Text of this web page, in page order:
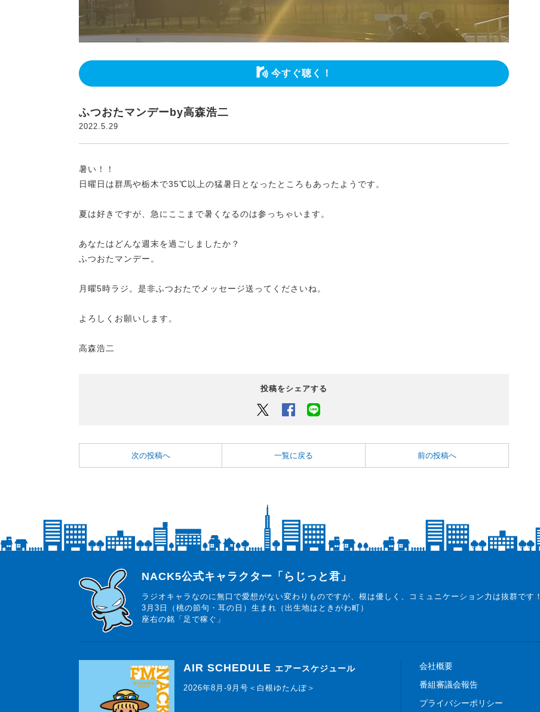
今すぐ聴く！
ふつおたマンデーby高森浩二
2022.5.29
暑い！！
日曜日は群馬や栃木で35℃以上の猛暑日となったところもあったようです。
夏は好きですが、急にここまで暑くなるのは参っちゃいます。
あなたはどんな週末を過ごしましたか？
ふつおたマンデー。
月曜5時ラジ。是非ふつおたでメッセージ送ってくださいね。
よろしくお願いします。
高森浩二
投稿をシェアする
Twitter Facebook
次の投稿へ 一覧に戻る 前の投稿へ
らじっと君
NACK5公式キャラクター「らじっと君」
ラジオキャラなのに無口で愛想がない変わりものですが、根は優しく、コミュニケーション力は抜群です！
3月3日（桃の節句・耳の日）生まれ（出生地はときがわ町）
座右の銘「足で稼ぐ」
AIR SCHEDULE エアースケジュール
2026年8月-9月号＜白根ゆたんぽ＞
会社概要
番組審議会報告
プライバシーポリシー